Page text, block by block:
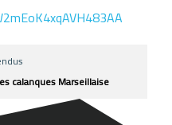
calanques Marseillaise